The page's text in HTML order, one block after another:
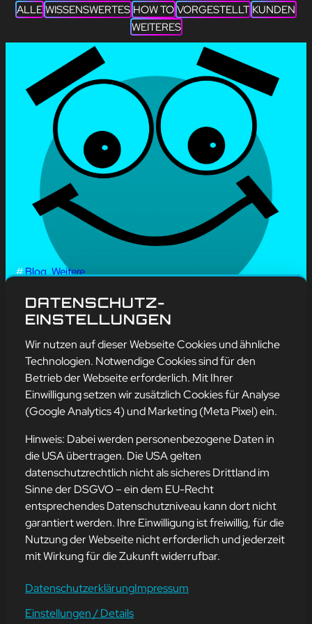
ALLE WISSENSWERTES HOW TO VORGESTELLT KUNDEN
WEITERES
#Blog, Weitere
EMOTICONS 🙂
mehr erfahren
Adresse
mission-webstyle oHG
Bürgermeister-Regitz-Straße 40
66539 Neunkirchen
E-Mail:kontakt@mission-webstyle.de
Navigation
Webseitenerstellung
Webseite mieten
Webseiten Betreuung
Über Uns
Kontakt
Leistungen
DATENSCHUTZ-
EINSTELLUNGEN
Wir nutzen auf dieser Webseite Cookies und ähnliche
Technologien. Notwendige Cookies sind für den
Betrieb der Webseite erforderlich. Mit Ihrer
Einwilligung setzen wir zusätzlich Cookies für Analyse
(Google Analytics 4) und Marketing (Meta Pixel) ein.
Hinweis: Dabei werden personenbezogene Daten in
die USA übertragen. Die USA gelten
datenschutzrechtlich nicht als sicheres Drittland im
Sinne der DSGVO – ein dem EU-Recht
entsprechendes Datenschutzniveau kann dort nicht
garantiert werden. Ihre Einwilligung ist freiwillig, für die
Nutzung der Webseite nicht erforderlich und jederzeit
mit Wirkung für die Zukunft widerrufbar.
DatenschutzerklärungImpressum
Einstellungen / Details